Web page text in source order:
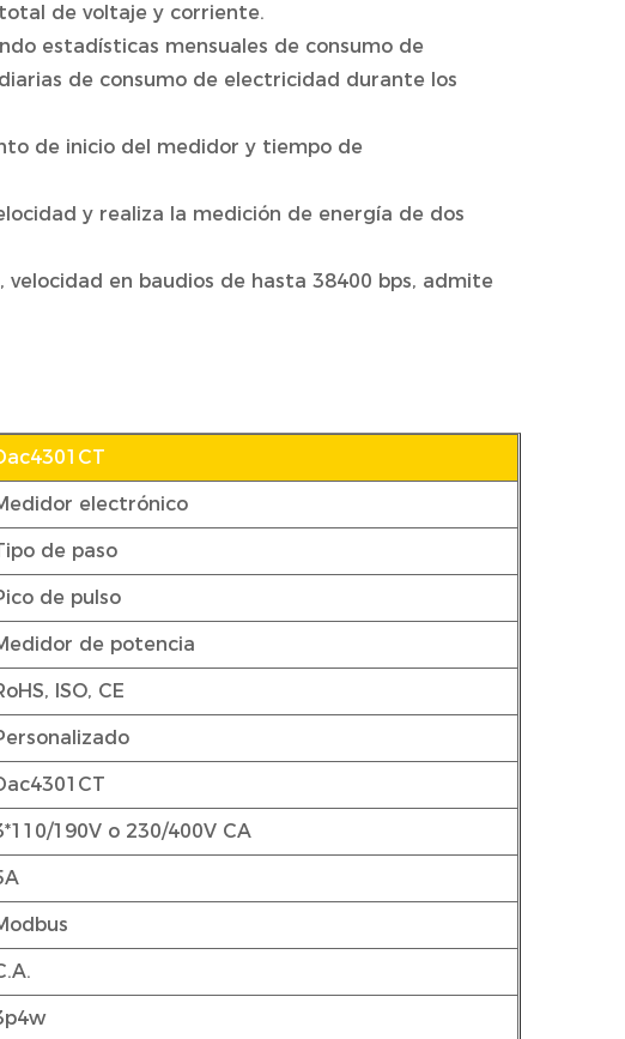
de voltaje y corriente.
estadísticas mensuales de consumo de
de consumo de electricidad durante los
de inicio del medidor y tiempo de
y realiza la medición de energía de dos
velocidad en baudios de hasta 38400 bps, admite
electrónico
de paso
de pulso
de potencia
ISO, CE
190V o 230/400V CA